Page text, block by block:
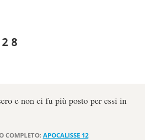
8
e non ci fu più posto per essi in
COMPLETO: APOCALISSE 12